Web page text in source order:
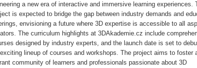
a new era of interactive and immersive learning experiences.
is expected to bridge the gap between industry demands and
envisioning a future where 3D expertise is accessible to all
The curriculum highlights at 3DAkademie.cz include
designed by industry experts, and the launch date is set to
lineup of courses and workshops. The project aims to foster
community of learners and professionals passionate about 3D